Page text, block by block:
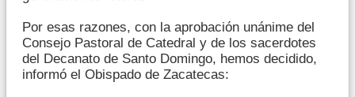
Por esas razones, con la aprobación unánime del
Consejo Pastoral de Catedral y de los sacerdotes
del Decanato de Santo Domingo, hemos decidido,
informó el Obispado de Zacatecas: